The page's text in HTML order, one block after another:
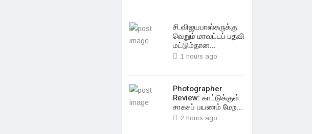
சி.விஜயபாஸ்கருக்கு
வெறும் மாவட்டப் பதவி
மட்டும்தான...
1 hours ago
Photographer
Review: காட்டுக்குள்
சாகசப் பயணம் மேற...
2 hours ago